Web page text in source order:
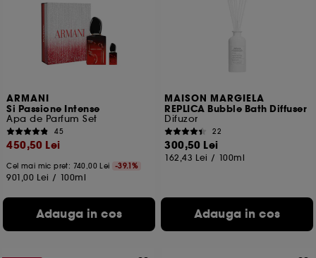
ARMANI
Si Passione Intense
Apa de Parfum Set
45
450,50 Lei
Cel mai mic pret: 740,00 Lei -39.1%
901,00 Lei / 100ml
Adauga in cos
MAISON MARGIELA
REPLICA Bubble Bath Diffuser
Difuzor
22
300,50 Lei
162,43 Lei / 100ml
Adauga in cos